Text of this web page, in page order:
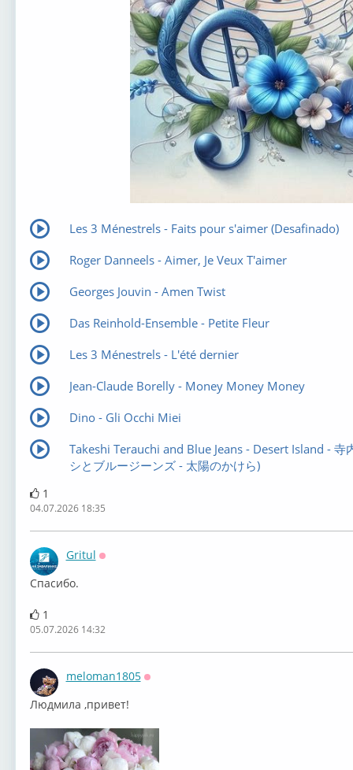
Les 3 Ménestrels - Faits pour s'aimer (Desafinado)
Roger Danneels - Aimer, Je Veux T'aimer
Georges Jouvin - Amen Twist
Das Reinhold-Ensemble - Petite Fleur
Les 3 Ménestrels - L'été dernier
Jean-Claude Borelly - Money Money Money
Dino - Gli Occhi Miei
Takeshi Terauchi and Blue Jeans - Desert Island - 寺
シとブルージーンズ - 太陽のかけら)
1
04.07.2026 18:35
Gritul
Спасибо.
1
05.07.2026 14:32
meloman1805
Людмила ,привет!